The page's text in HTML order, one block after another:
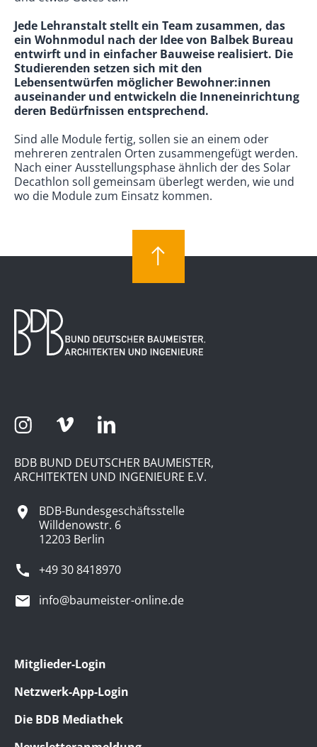
Jede Lehranstalt stellt ein Team zusammen, das
ein Wohnmodul nach der Idee von Balbek Bureau
entwirft und in einfacher Bauweise realisiert. Die
Studierenden setzen sich mit den
Lebensentwürfen möglicher Bewohner:innen
auseinander und entwickeln die Inneneinrichtung
deren Bedürfnissen entsprechend.
Sind alle Module fertig, sollen sie an einem oder
mehreren zentralen Orten zusammengefügt werden.
Nach einer Ausstellungsphase ähnlich der des Solar
Decathlon soll gemeinsam überlegt werden, wie und
wo die Module zum Einsatz kommen.
BDB BUND DEUTSCHER BAUMEISTER,
ARCHITEKTEN UND INGENIEURE E.V.
BDB-Bundesgeschäftsstelle
Willdenowstr. 6
12203 Berlin
+49 30 8418970
info@baumeister-online.de
Mitglieder-Login
Netzwerk-App-Login
Die BDB Mediathek